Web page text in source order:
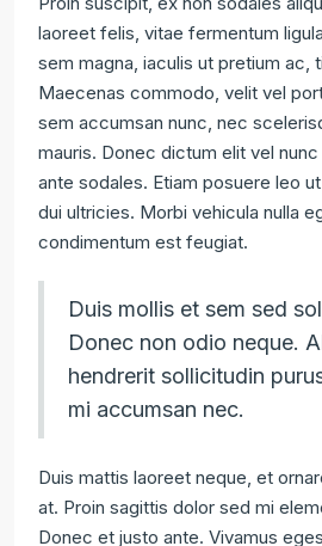
laoreet felis, vitae fermentum
sem magna, iaculis ut pretium ac,
Maecenas commodo, velit vel
sem accumsan nunc, nec
mauris. Donec dictum elit vel
ante sodales. Etiam posuere leo
dui ultricies. Morbi vehicula nulla
condimentum est feugiat.
Duis mollis et sem sed
Donec non odio neque.
hendrerit sollicitudin
mi accumsan nec.
Duis mattis laoreet neque, et
at. Proin sagittis dolor sed mi
Donec et justo ante. Vivamus